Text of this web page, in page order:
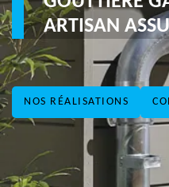
NOS RÉALISATIONS
ARTISAN